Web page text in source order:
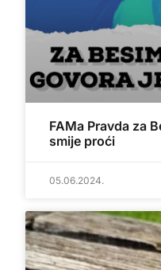
FAMa Pravda za
smije proći
05.06.2024.